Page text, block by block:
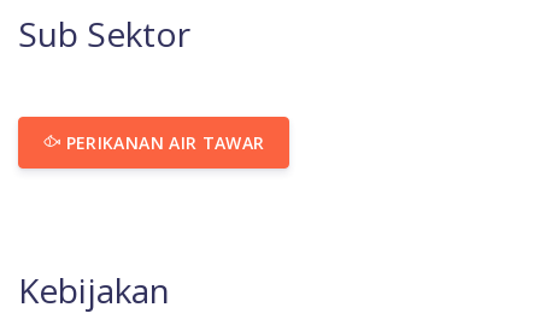
Sub Sektor
PERIKANAN AIR TAWAR
Kebijakan